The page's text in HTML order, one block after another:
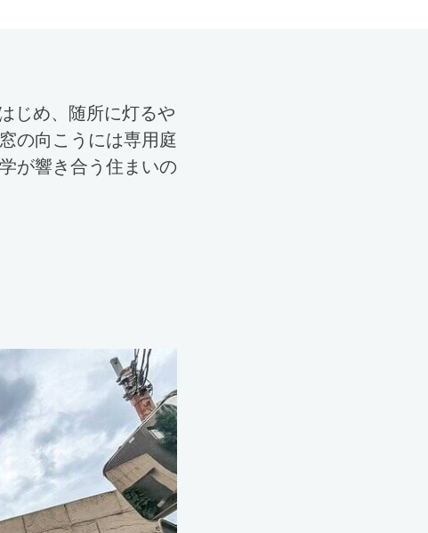
じめ、随所に灯るや
の向こうには専用庭
が響き合う住まいの